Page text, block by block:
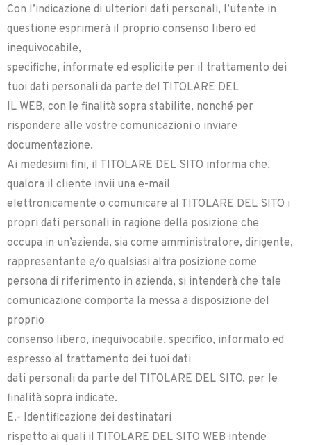
Con l’indicazione di ulteriori dati personali, l’utente in
questione esprimerà il proprio consenso libero ed
inequivocabile,
specifiche, informate ed esplicite per il trattamento dei
tuoi dati personali da parte del TITOLARE DEL
IL WEB, con le finalità sopra stabilite, nonché per
rispondere alle vostre comunicazioni o inviare
documentazione.
Ai medesimi fini, il TITOLARE DEL SITO informa che,
qualora il cliente invii una e-mail
elettronicamente o comunicare al TITOLARE DEL SITO i
propri dati personali in ragione della posizione che
occupa in un’azienda, sia come amministratore, dirigente,
rappresentante e/o qualsiasi altra posizione come
persona di riferimento in azienda, si intenderà che tale
comunicazione comporta la messa a disposizione del
proprio
consenso libero, inequivocabile, specifico, informato ed
espresso al trattamento dei tuoi dati
dati personali da parte del TITOLARE DEL SITO, per le
finalità sopra indicate.
E.- Identificazione dei destinatari
rispetto ai quali il TITOLARE DEL SITO WEB intende